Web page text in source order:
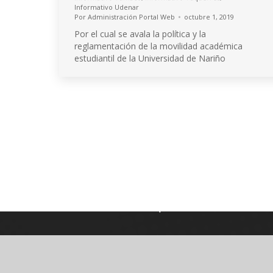
Informativo Udenar
Por Administración Portal Web octubre 1, 2019
Por el cual se avala la política y la
reglamentación de la movilidad académica
estudiantil de la Universidad de Nariño